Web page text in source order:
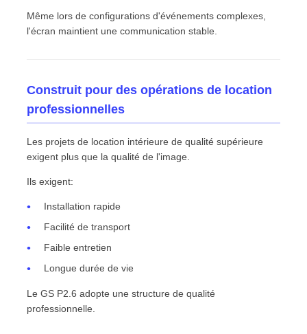
Même lors de configurations d'événements complexes,
l'écran maintient une communication stable.
Construit pour des opérations de location
professionnelles
Les projets de location intérieure de qualité supérieure
exigent plus que la qualité de l'image.
Ils exigent:
Installation rapide
Facilité de transport
Faible entretien
Longue durée de vie
Le GS P2.6 adopte une structure de qualité
professionnelle.